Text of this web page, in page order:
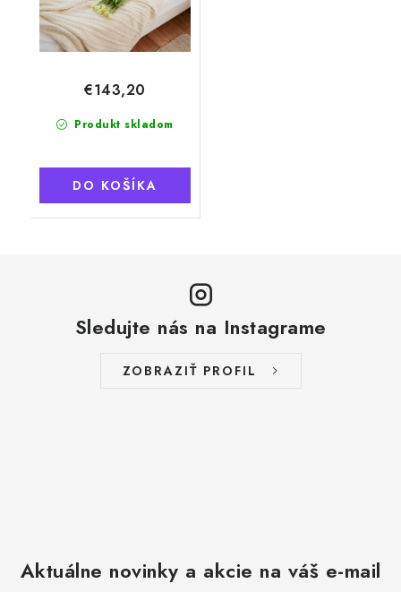
Produkt skladom
€143,20
DO KOŠÍKA
Sledujte nás na Instagrame
ZOBRAZIŤ PROFIL
Aktuálne novinky a akcie na váš e-mail